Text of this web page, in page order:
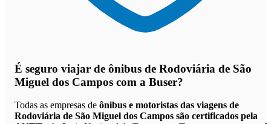
É seguro viajar de ônibus de Rodoviária de São
Miguel dos Campos com a Buser?
Todas as empresas de ônibus e motoristas das viagens de
Rodoviária de São Miguel dos Campos são certificados pela